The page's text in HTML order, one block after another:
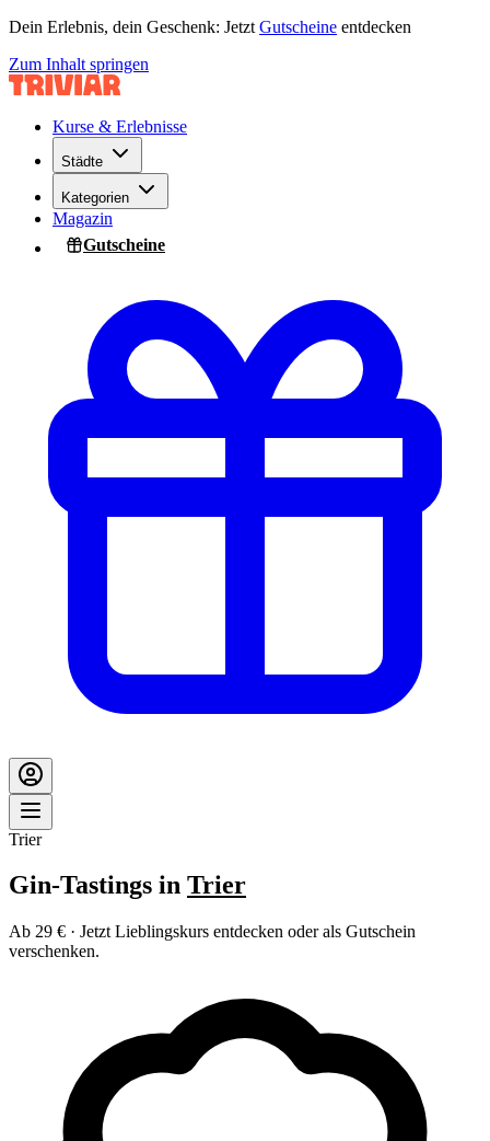
Dein Erlebnis, dein Geschenk: Jetzt Gutscheine entdecken
Zum Inhalt springen
Kurse & Erlebnisse
Städte
Kategorien
Magazin
Gutscheine
Trier
Gin-Tastings in Trier
Ab 29 € · Jetzt Lieblingskurs entdecken oder als Gutschein
verschenken.